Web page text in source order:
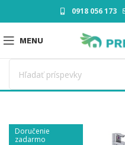
0918 056 173
MENU
Doručenie
zadarmo